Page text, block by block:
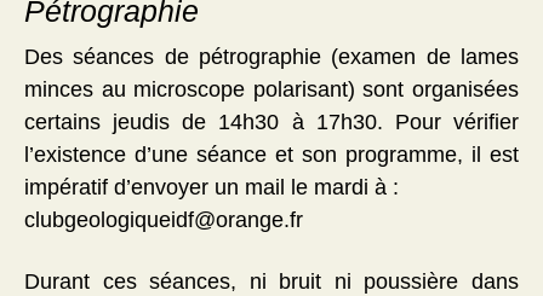
Pétrographie
Des séances de pétrographie (examen de lames
minces au microscope polarisant) sont organisées
certains jeudis de 14h30 à 17h30. Pour vérifier
l’existence d’une séance et son programme, il est
impératif d’envoyer un mail le mardi à :
clubgeologiqueidf@orange.fr
Durant ces séances, ni bruit ni poussière dans